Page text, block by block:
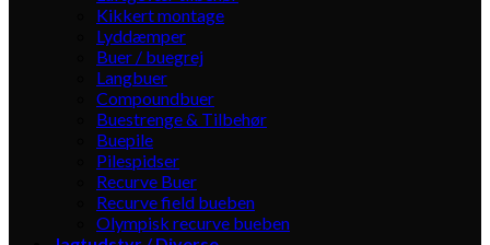
Kikkert montage
Lyddæmper
Buer / buegrej
Langbuer
Compoundbuer
Buestrenge & Tilbehør
Buepile
Pilespidser
Recurve Buer
Recurve field bueben
Olympisk recurve bueben